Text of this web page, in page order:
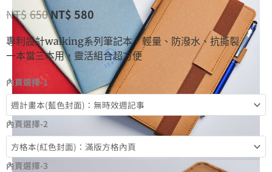
NT$650NT$580
專利設計walking系列筆記本，輕量、防潑水、抗撕裂
一本當三本用，靈活組合超方便
內頁選擇-1
內頁選擇-2
內頁選擇-3